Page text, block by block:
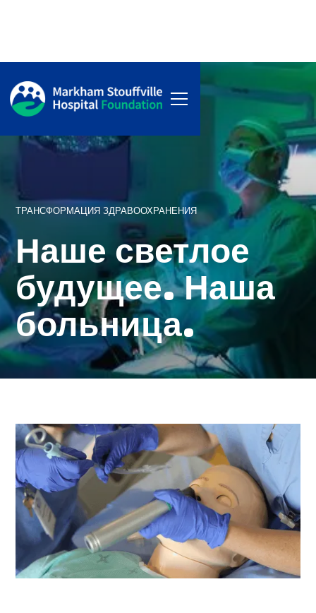
ТРАНСФОРМАЦИЯ ЗДРАВООХРАНЕНИЯ
Наше светлое
будущее. Наша
больница.